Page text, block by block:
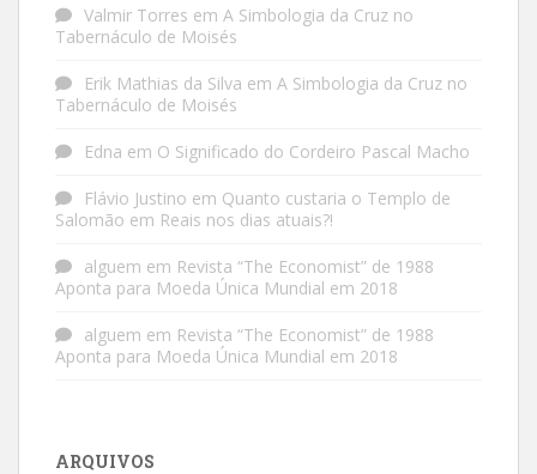
Valmir Torres em A Simbologia da Cruz no
Tabernáculo de Moisés
Erik Mathias da Silva em A Simbologia da Cruz no
Tabernáculo de Moisés
Edna em O Significado do Cordeiro Pascal Macho
Flávio Justino em Quanto custaria o Templo de
Salomão em Reais nos dias atuais?!
alguem em Revista “The Economist” de 1988
Aponta para Moeda Única Mundial em 2018
alguem em Revista “The Economist” de 1988
Aponta para Moeda Única Mundial em 2018
ARQUIVOS